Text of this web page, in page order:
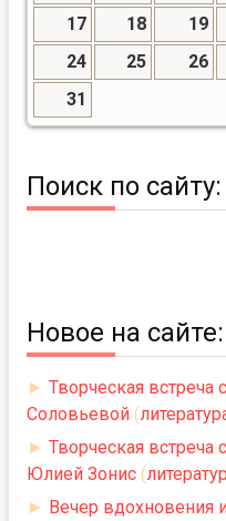
17
18 19
24
25 26
31
Поиск по сайту:
Новое на сайте:
► Творческая встреча
Соловьевой (
► Творческая встреча
Юлией Зонис (
► Вечер вдохновения